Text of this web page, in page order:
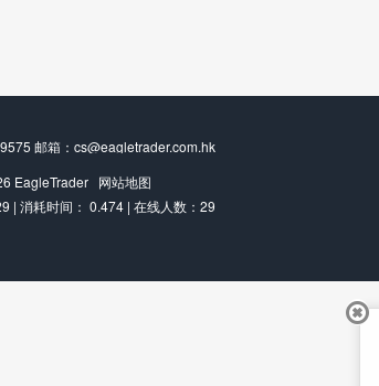
邮箱：cs@eagletrader.com.hk
EagleTrader
网站地图
| 消耗时间： 0.474 | 在线人数：29